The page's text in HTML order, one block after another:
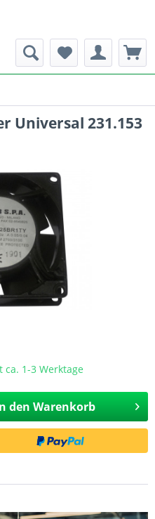
Universal 231.153
1-3 Werktage
den Warenkorb